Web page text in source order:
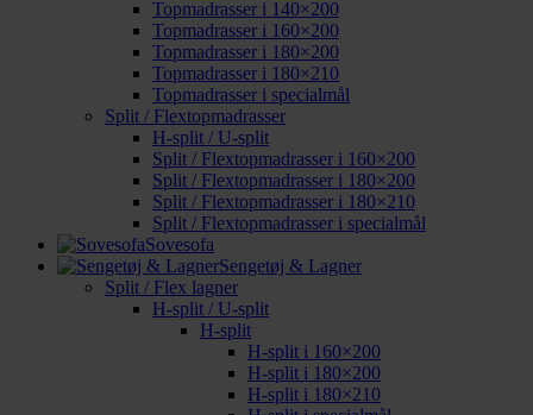
Topmadrasser i 140×200
Topmadrasser i 160×200
Topmadrasser i 180×200
Topmadrasser i 180×210
Topmadrasser i specialmål
Split / Flextopmadrasser
H-split / U-split
Split / Flextopmadrasser i 160×200
Split / Flextopmadrasser i 180×200
Split / Flextopmadrasser i 180×210
Split / Flextopmadrasser i specialmål
Sovesofa
Sengetøj & Lagner
Split / Flex lagner
H-split / U-split
H-split
H-split i 160×200
H-split i 180×200
H-split i 180×210